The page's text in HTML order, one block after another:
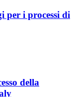
per i processi di
della